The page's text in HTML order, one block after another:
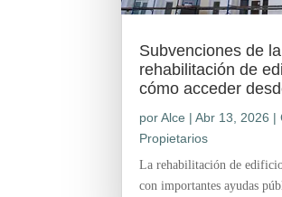
Subvenciones de
rehabilitación de
cómo acceder
porAlce |Abr 13, 2026 |
Propietarios
La rehabilitación de
con importantes ayudas